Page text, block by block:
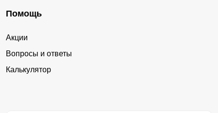
Помощь
Акции
Вопросы и ответы
Калькулятор